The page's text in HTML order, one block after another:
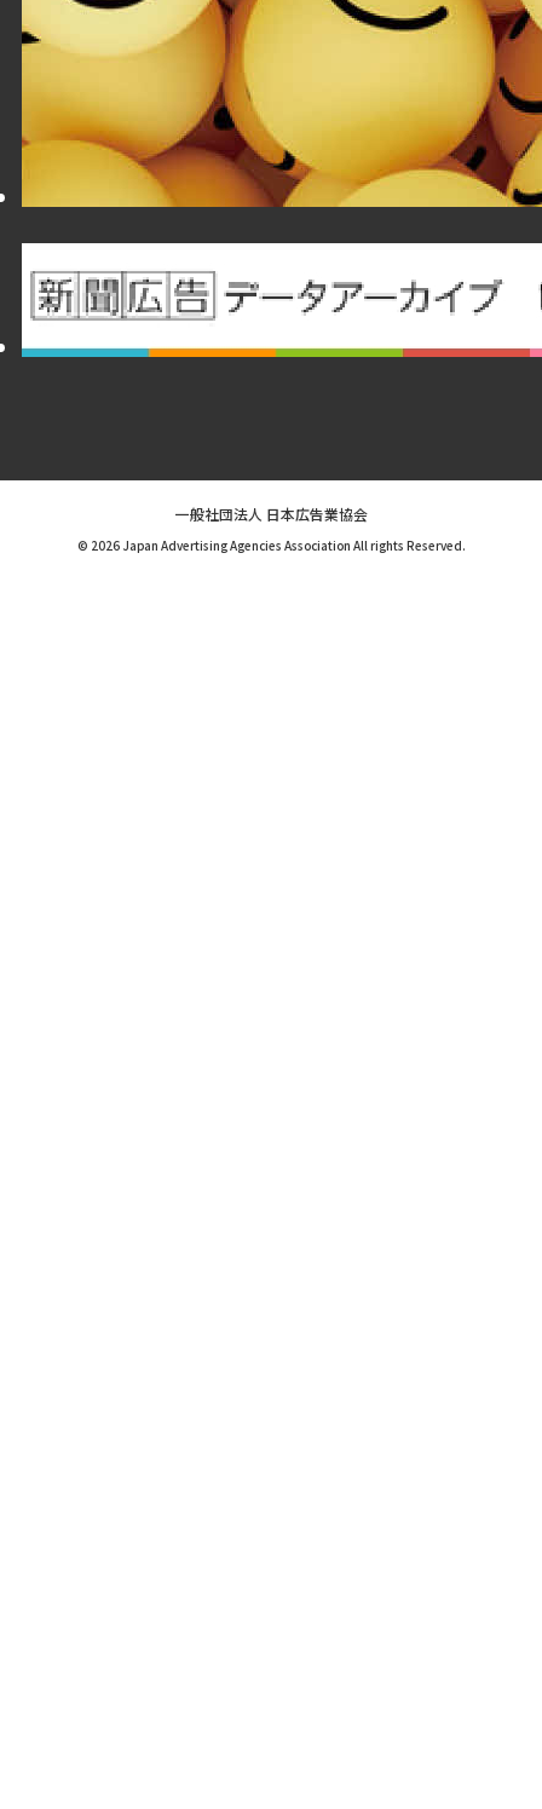
一般社団法人 日本広告業協会
© 2026 Japan Advertising Agencies Association All rights Reserved.